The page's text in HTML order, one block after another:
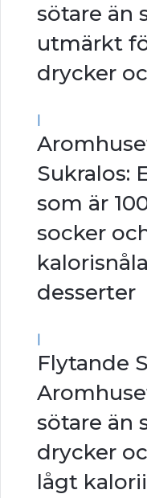
sötare än
utmärkt
drycker
|
Sukralos:
som är
socker
desserter
|
Flytande
sötare än
drycker
lågt